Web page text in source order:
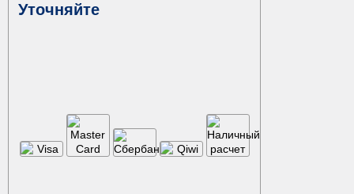
Уточняйте